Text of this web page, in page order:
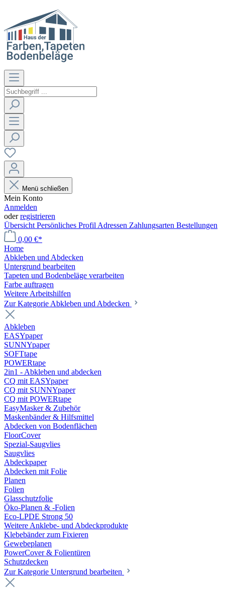
Menü schließen
Mein Konto
Anmelden
oderregistrieren
Übersicht Persönliches Profil Adressen Zahlungsarten Bestellungen
0,00 €*
Home
Abkleben und Abdecken
Untergrund bearbeiten
Tapeten und Bodenbeläge verarbeiten
Farbe auftragen
Weitere Arbeitshilfen
Zur Kategorie Abkleben und Abdecken
Abkleben
EASYpaper
SUNNYpaper
SOFTtape
POWERtape
2in1 - Abkleben und abdecken
CQ mit EASYpaper
CQ mit SUNNYpaper
CQ mit POWERtape
EasyMasker & Zubehör
Maskenbänder & Hilfsmittel
Abdecken von Bodenflächen
FloorCover
Spezial-Saugvlies
Saugvlies
Abdeckpaper
Abdecken mit Folie
Planen
Folien
Glasschutzfolie
Öko-Planen & -Folien
Eco-LPDE Strong 50
Weitere Anklebe- und Abdeckprodukte
Klebebänder zum Fixieren
Gewebeplanen
PowerCover & Folientüren
Schutzdecken
Zur Kategorie Untergrund bearbeiten